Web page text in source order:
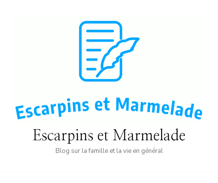
Escarpins et Marmelade
Blog sur la famille et la vie en général